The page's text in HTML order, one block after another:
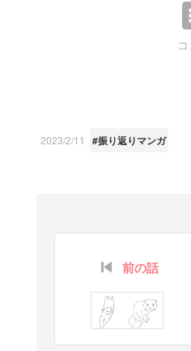
2023/2/11 #振り返りマンガ
前の話